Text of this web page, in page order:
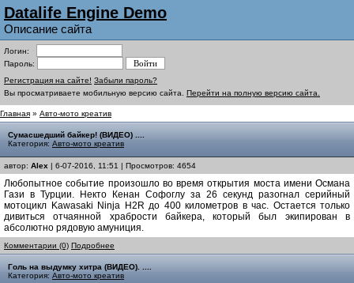
Datalife Engine Demo
Описание сайта
Логин:
Пароль:
Регистрация на сайте! Забыли пароль?
Вы просматриваете мобильную версию сайта. Перейти на полную версию сайта.
Главная » Авто-мото креатив
Сумасшедший байкер! (ВИДЕО) ....
Категория: Авто-мото креатив
автор: Alex | 6-07-2016, 11:51 | Просмотров: 4654
Любопытное событие произошло во время открытия моста имени Османа
Гази в Турции. Некто Кенан Софоглу за 26 секунд разогнал серийный
мотоцикл Kawasaki Ninja H2R до 400 километров в час. Остается только
дивиться отчаянной храбрости байкера, который был экипирован в
абсолютно рядовую амуниция.
Комментарии (0) Подробнее
Голь на выдумку хитра (ВИДЕО). ....
Категория: Авто-мото креатив